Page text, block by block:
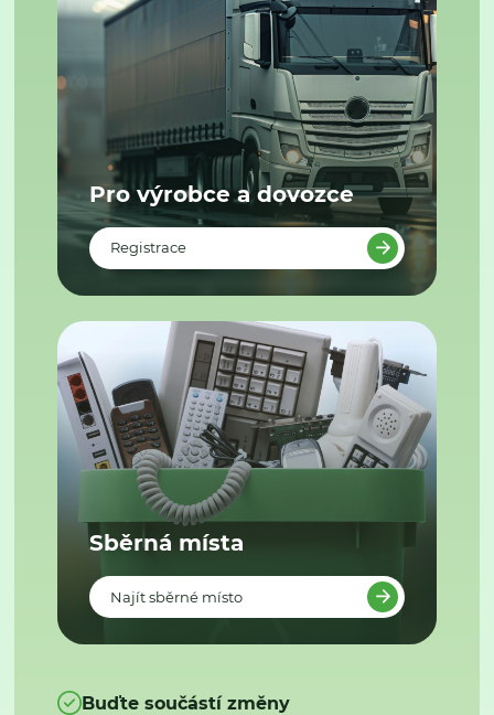
Pro výrobce a dovozce
Registrace
Sběrná místa
Najít sběrné místo
Buďte součástí změny